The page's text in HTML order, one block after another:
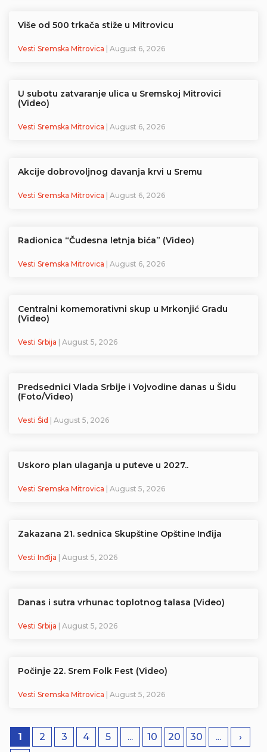
Više od 500 trkača stiže u Mitrovicu
Vesti Sremska Mitrovica | August 6, 2026
U subotu zatvaranje ulica u Sremskoj Mitrovici
(Video)
Vesti Sremska Mitrovica | August 6, 2026
Akcije dobrovoljnog davanja krvi u Sremu
Vesti Sremska Mitrovica | August 6, 2026
Radionica “Čudesna letnja bića” (Video)
Vesti Sremska Mitrovica | August 6, 2026
Centralni komemorativni skup u Mrkonjić Gradu
(Video)
Vesti Srbija | August 5, 2026
Predsednici Vlada Srbije i Vojvodine danas u Šidu
(Foto/Video)
Vesti Šid | August 5, 2026
Uskoro plan ulaganja u puteve u 2027..
Vesti Sremska Mitrovica | August 5, 2026
Zakazana 21. sednica Skupštine Opštine Inđija
Vesti Inđija | August 5, 2026
Danas i sutra vrhunac toplotnog talasa (Video)
Vesti Srbija | August 5, 2026
Počinje 22. Srem Folk Fest (Video)
Vesti Sremska Mitrovica | August 5, 2026
1 2 3 4 5 ... 10 20 30 ...
›